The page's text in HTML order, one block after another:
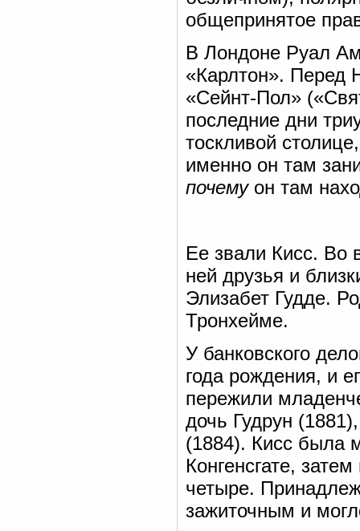
общепринятое
В Лондоне Руал
«Карлтон». Перед
«Сейнт-Пол»
последние дни
тоскливой
именно он там
почемуон там
Ее звали Кисс. Во
ней друзья и
Элизабет Гудде.
Тронхейме.
У банковского
года рождения, и
пережили
дочь Гудрун
(1884). Кисс была
Конгенсгате,
четыре.
зажиточным и